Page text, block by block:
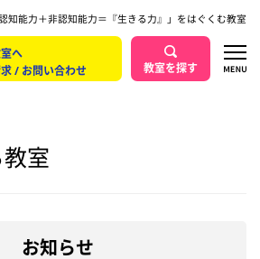
認知能力＋非認知能力＝『生きる力』」をはぐくむ教室
へ
/ お問い合わせ
教室を探す
室
お知らせ